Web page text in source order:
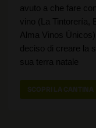
avuto a che fare
vino (La Tintorería,
Alma Vinos
deciso di creare la
sua terra natale
SCOPRI LA CANTINA